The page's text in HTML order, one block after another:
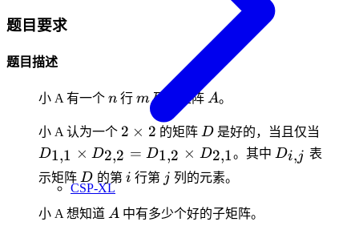
CSP-XL
题目要求
题目描述
小 A 有一个 n
n 行 m
m列的矩阵 A
A。
小 A 认为一个 2
\times
2 × 2 的矩阵 D
D 是好的，当且仅当
D1,1 × D2,2 = D1,2 × D2,1。其中 D_{i,j}
Di,j 表
示矩阵 D
D 的第 i
i 行第 jj 列的元素。
小 A 想知道 A
A 中有多少个好的子矩阵。